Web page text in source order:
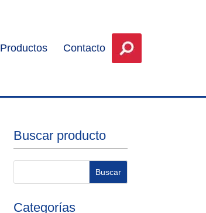
Productos Contacto
Buscar producto
Categorías